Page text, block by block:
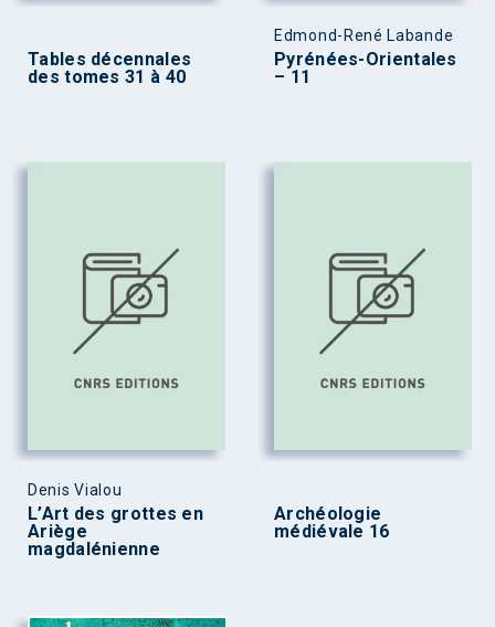
Tables décennales
des tomes 31 à 40
Edmond-René Labande
Pyrénées-Orientales
– 11
Denis Vialou
L’Art des grottes en
Ariège
magdalénienne
Archéologie
médiévale 16